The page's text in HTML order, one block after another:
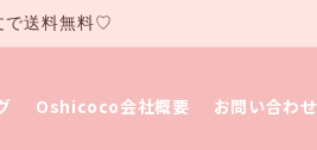
送料無料♡
Oshicoco会社概要 お問い合わせ